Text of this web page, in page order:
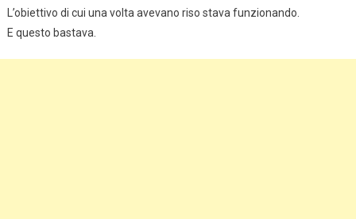
L’obiettivo di cui una volta avevano riso stava funzionando.
E questo bastava.